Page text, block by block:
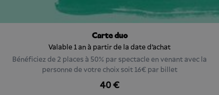
Carte duo
Valable 1 an à partir de la date d'achat
Bénéficiez de 2 places à 50% par spectacle en venant avec la
personne de votre choix soit 16€ par billet
40 €